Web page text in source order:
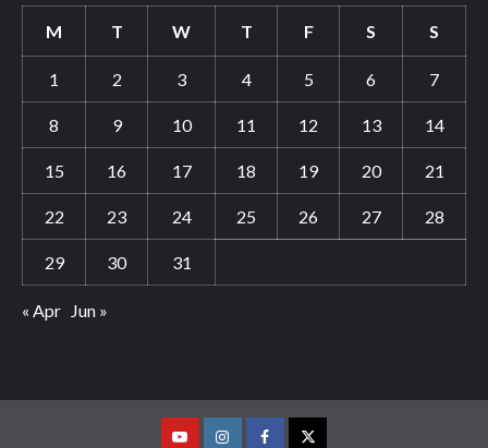
M T W T F S S
1 2 3 4 5 6 7
8 9 10 11 12 13 14
15 16 17 18 19 20 21
22 23 24 25 26 27 28
29 30 31
« Apr Jun »